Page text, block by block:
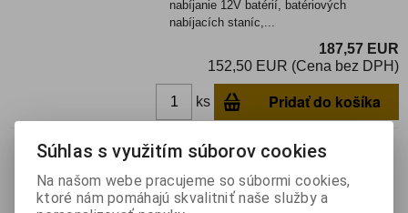
nabíjanie 12V batérií, batériových
nabíjacích staníc,...
187,57 EUR
152,50 EUR (Cena bez DPH)
ks Pridať do košíka
Solárny panel CARCLEVER
35so40, nabíjačka 40W
Katalógové číslo:
0143069
Výrobca:
Súhlas s využitím súborov cookies
Na našom webe pracujeme so súbormi cookies,
ktoré nám pomáhajú skvalitniť naše služby a